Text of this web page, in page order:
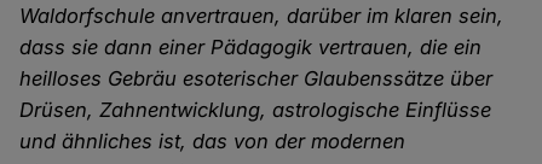
Waldorfschule anvertrauen, darüber im klaren sein,
dass sie dann einer Pädagogik vertrauen, die ein
heilloses Gebräu esoterischer Glaubenssätze über
Drüsen, Zahnentwicklung, astrologische Einflüsse
und ähnliches ist, das von der modernen